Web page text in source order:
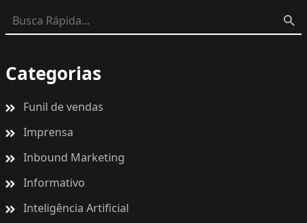
Categorias
Funil de vendas
Imprensa
Inbound Marketing
Informativo
Inteligência Artificial